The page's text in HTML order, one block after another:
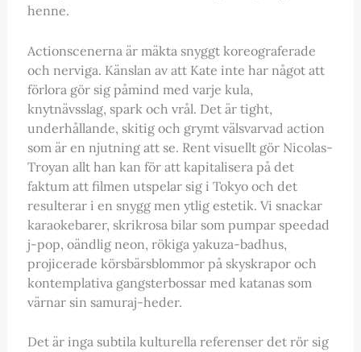
henne.
Actionscenerna är mäkta snyggt koreograferade
och nerviga. Känslan av att Kate inte har något att
förlora gör sig påmind med varje kula,
knytnävsslag, spark och vrål. Det är tight,
underhållande, skitig och grymt välsvarvad action
som är en njutning att se. Rent visuellt gör Nicolas-
Troyan allt han kan för att kapitalisera på det
faktum att filmen utspelar sig i Tokyo och det
resulterar i en snygg men ytlig estetik. Vi snackar
karaokebarer, skrikrosa bilar som pumpar speedad
j-pop, oändlig neon, rökiga yakuza-badhus,
projicerade körsbärsblommor på skyskrapor och
kontemplativa gangsterbossar med katanas som
värnar sin samuraj-heder.
Det är inga subtila kulturella referenser det rör sig